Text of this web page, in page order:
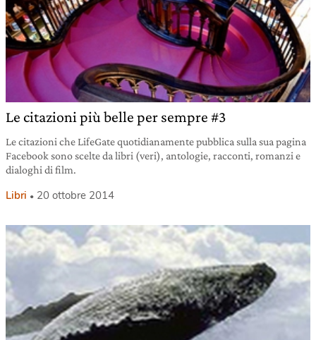
Le citazioni più belle per sempre #3
Le citazioni che LifeGate quotidianamente pubblica sulla sua pagina
Facebook sono scelte da libri (veri), antologie, racconti, romanzi e
dialoghi di film.
Libri 20 ottobre 2014